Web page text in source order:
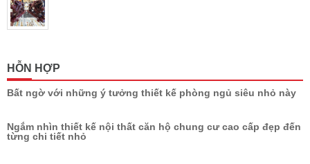
HỖN HỢP
Bất ngờ với những ý tưởng thiết kế phòng ngủ siêu nhỏ này
Ngắm nhìn thiết kế nội thất căn hộ chung cư cao cấp đẹp đến
từng chi tiết nhỏ